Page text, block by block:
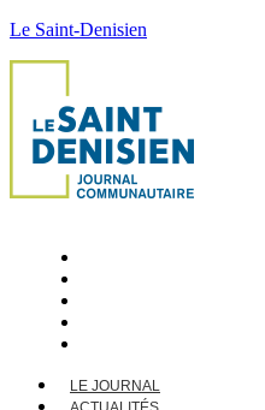
Le Saint-Denisien
LE JOURNAL